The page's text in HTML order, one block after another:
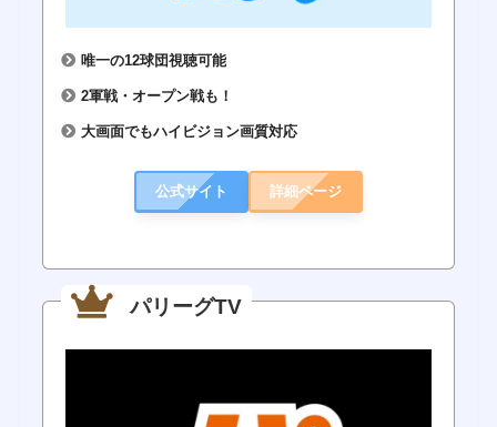
唯一の12球団視聴可能
2軍戦・オープン戦も！
大画面でもハイビジョン画質対応
公式サイト 詳細ページ
パリーグTV